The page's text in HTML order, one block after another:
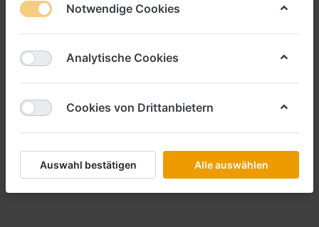
Notwendige Cookies
Analytische Cookies
Cookies von Drittanbietern
Auswahl bestätigen Alle auswählen